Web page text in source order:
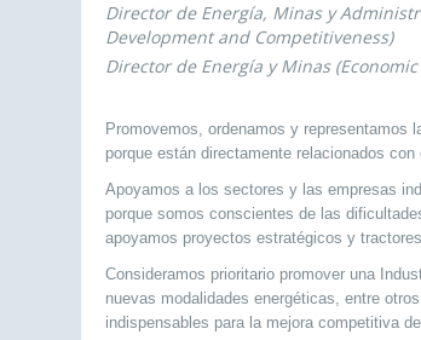
Director de Energía, Minas y
Development and Competitiveness)
Director de Energía y Minas
Promovemos, ordenamos y
porque están directamente relacionados
Apoyamos a los sectores y las empresas
porque somos conscientes de las
apoyamos proyectos estratégicos y
Consideramos prioritario promover una
nuevas modalidades energéticas, entre
indispensables para la mejora competitiva